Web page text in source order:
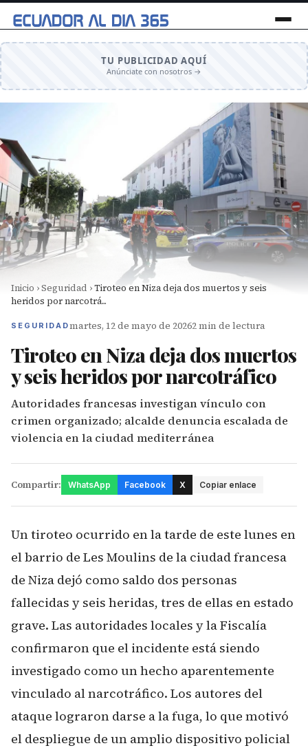
TU PUBLICIDAD AQUÍ
Anúnciate con nosotros →
Inicio ›Seguridad ›Tiroteo en Niza deja dos muertos y seis
heridos por narcotrá...
SEGURIDADmartes, 12 de mayo de 20262 min de lectura
Tiroteo en Niza deja dos muertos
y seis heridos por narcotráfico
Autoridades francesas investigan vínculo con
crimen organizado; alcalde denuncia escalada de
violencia en la ciudad mediterránea
Compartir: WhatsApp Facebook X Copiar enlace
Un tiroteo ocurrido en la tarde de este lunes en
el barrio de Les Moulins de la ciudad francesa
de Niza dejó como saldo dos personas
fallecidas y seis heridas, tres de ellas en estado
grave. Las autoridades locales y la Fiscalía
confirmaron que el incidente está siendo
investigado como un hecho aparentemente
vinculado al narcotráfico. Los autores del
ataque lograron darse a la fuga, lo que motivó
el despliegue de un amplio dispositivo policial